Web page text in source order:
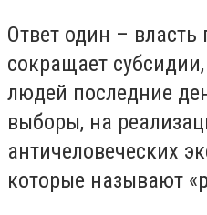
Ответ один –
сокращает
людей последние
выборы, на
античеловеческих
которые называют